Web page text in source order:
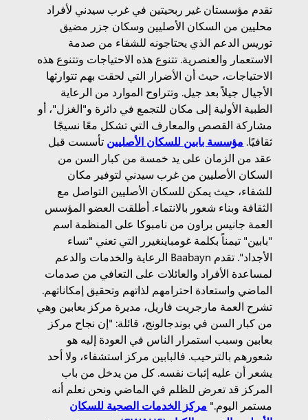
تقدم مؤسستان غير ربحيتين في غرب سيدني لأفراد
محليين من السكان الأصليين وسكان جزر مضيق
توريس الدعم الذي يحتاجونه للشفاء من صدمة
الاستعمار والعنصرية. تتنوع هذه الاحتياجات وتتنوع هذه
الاحتياجات، حيث أن الأضرار التي لحقت بهم تتوارثها
الأجيال جيلاً بعد جيل. وتتراوح الموارد من الرعاية
الطبية الأولية إلى مكان للتجمع في دائرة و"الغزل"، أو
مشاركة القصص والمعارف التي تشكل معًا نسيجًا
ثقافيًا. مؤسسة بابين للسكان الأصليين تأسست قبل
عقد من الزمان على يد خمسة من كبار السن من
السكان الأصليين من غرب سيدني لتوفير مكان
للشفاء، حيث يمكن للسكان الأصليين التواصل مع
الثقافة وبناء شعور بالانتماء. أطلقت العضو المؤسس
العمة جانيس براون من نامبوكا على المنظمة اسم
"بابين" تيمناً بكلمة غومباينغيرر التي تعني "نساء
الأجداد". تقدم Baabayn الرعاية والخدمات والدعم
لمساعدة الأفراد والعائلات على التعافي من صدمات
الماضي واستعادة احترامهم لذاتهم وتحقيق إمكاناتهم.
تشرح العمة مارجريت فاريل، مديرة مركز بعابين وهي
من كبار السن في بوندجالونج، قائلة: "إن نجاح مركز
بعابين وسبب استمرار الناس في العودة إليه هو
شعورهم بالترحيب. فالبابين مركز استشفاء، ولا أحد
يشعر أن عليه إثبات نفسه. كل من يدخل من باب
المركز قد تعرض للظلم في الماضي ونحن نعلم أنه
مستمر اليوم." مركز الخدمات الصحية للسكان